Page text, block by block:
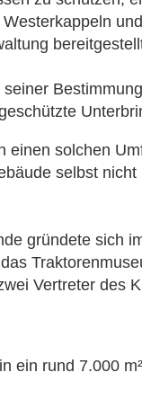
einen solchen
selbst
gründete sich
Vertreter des
ein rund 7.000